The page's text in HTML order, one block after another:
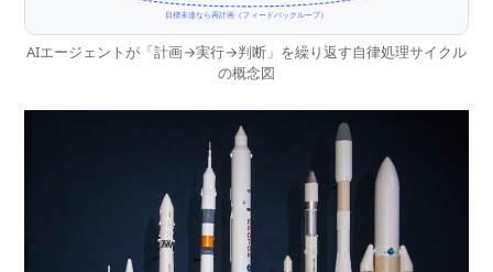
目標未達なら再計画（フィードバックループ）
AIエージェントが「計画→実行→判断」を繰り返す自律処理サイクル
の概念図